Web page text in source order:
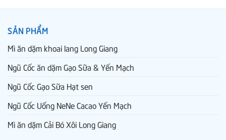
SẢN PHẨM
Mì ăn dặm khoai lang Long Giang
Ngũ Cốc ăn dặm Gạo Sữa & Yến Mạch
Ngũ Cốc Gạo Sữa Hạt sen
Ngũ Cốc Uống NeNe Cacao Yến Mạch
Mì ăn dặm Cải Bó Xôi Long Giang